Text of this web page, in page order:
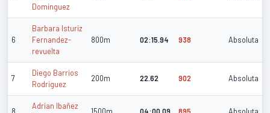
Dominguez
6
Barbara Isturiz
Fernandez-
revuelta
800m 02:15.94 938 Absoluta
7
Diego Barrios
Rodriguez
200m 22.62 902 Absoluta
8
Adrian Ibañez
1500m 04:00.09 895 Absoluta